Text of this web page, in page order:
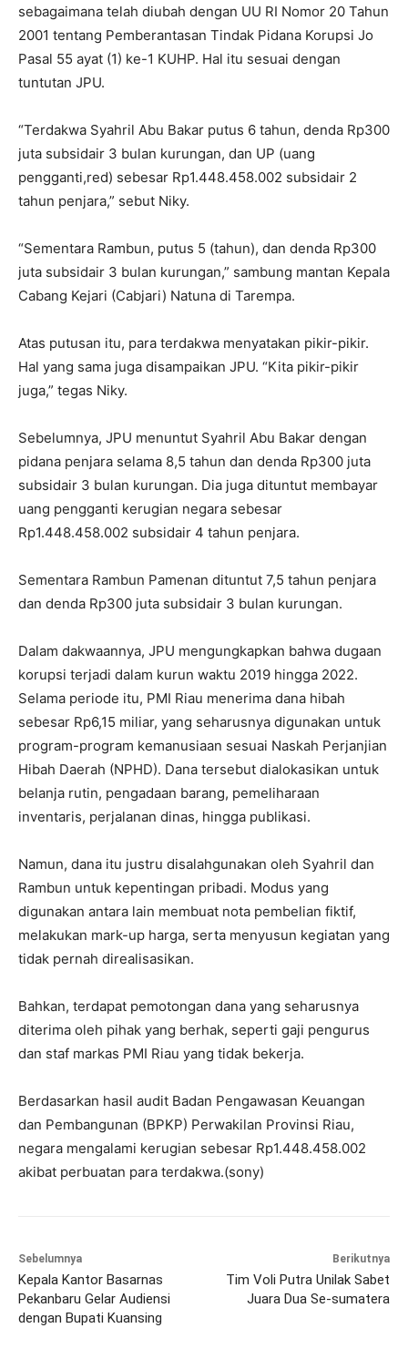
sebagaimana telah diubah dengan UU RI Nomor 20 Tahun
2001 tentang Pemberantasan Tindak Pidana Korupsi Jo
Pasal 55 ayat (1) ke-1 KUHP. Hal itu sesuai dengan
tuntutan JPU.
“Terdakwa Syahril Abu Bakar putus 6 tahun, denda Rp300
juta subsidair 3 bulan kurungan, dan UP (uang
pengganti,red) sebesar Rp1.448.458.002 subsidair 2
tahun penjara,” sebut Niky.
“Sementara Rambun, putus 5 (tahun), dan denda Rp300
juta subsidair 3 bulan kurungan,” sambung mantan Kepala
Cabang Kejari (Cabjari) Natuna di Tarempa.
Atas putusan itu, para terdakwa menyatakan pikir-pikir.
Hal yang sama juga disampaikan JPU. “Kita pikir-pikir
juga,” tegas Niky.
Sebelumnya, JPU menuntut Syahril Abu Bakar dengan
pidana penjara selama 8,5 tahun dan denda Rp300 juta
subsidair 3 bulan kurungan. Dia juga dituntut membayar
uang pengganti kerugian negara sebesar
Rp1.448.458.002 subsidair 4 tahun penjara.
Sementara Rambun Pamenan dituntut 7,5 tahun penjara
dan denda Rp300 juta subsidair 3 bulan kurungan.
Dalam dakwaannya, JPU mengungkapkan bahwa dugaan
korupsi terjadi dalam kurun waktu 2019 hingga 2022.
Selama periode itu, PMI Riau menerima dana hibah
sebesar Rp6,15 miliar, yang seharusnya digunakan untuk
program-program kemanusiaan sesuai Naskah Perjanjian
Hibah Daerah (NPHD). Dana tersebut dialokasikan untuk
belanja rutin, pengadaan barang, pemeliharaan
inventaris, perjalanan dinas, hingga publikasi.
Namun, dana itu justru disalahgunakan oleh Syahril dan
Rambun untuk kepentingan pribadi. Modus yang
digunakan antara lain membuat nota pembelian fiktif,
melakukan mark-up harga, serta menyusun kegiatan yang
tidak pernah direalisasikan.
Bahkan, terdapat pemotongan dana yang seharusnya
diterima oleh pihak yang berhak, seperti gaji pengurus
dan staf markas PMI Riau yang tidak bekerja.
Berdasarkan hasil audit Badan Pengawasan Keuangan
dan Pembangunan (BPKP) Perwakilan Provinsi Riau,
negara mengalami kerugian sebesar Rp1.448.458.002
akibat perbuatan para terdakwa.(sony)
Sebelumnya
Kepala Kantor Basarnas
Pekanbaru Gelar Audiensi
dengan Bupati Kuansing
Berikutnya
Tim Voli Putra Unilak Sabet
Juara Dua Se-sumatera